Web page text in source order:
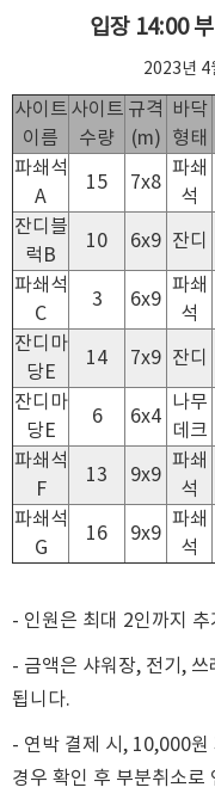
입장 14:00
2023년 4
사이트
이름
사이트
수량
규격
(m)
바닥
형태
파쇄석
A
15 7x8
파쇄
석
잔디블
럭B
10 6x9 잔디
파쇄석
C
3 6x9
파쇄
석
잔디마
당E
14 7x9 잔디
잔디마
당E
6 6x4
나무
데크
파쇄석
F
13 9x9
파쇄
석
파쇄석
G
16 9x9
파쇄
석
- 인원은 최대 2인까지
- 금액은 샤워장, 전기,
됩니다.
- 연박 결제 시, 10,000원
경우 확인 후 부분취소로